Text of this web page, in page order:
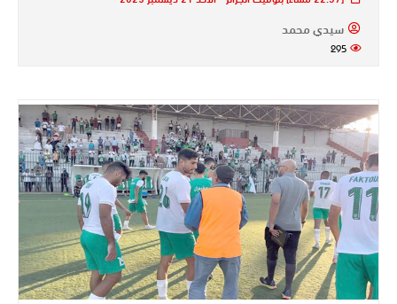
سيدي محمد
295